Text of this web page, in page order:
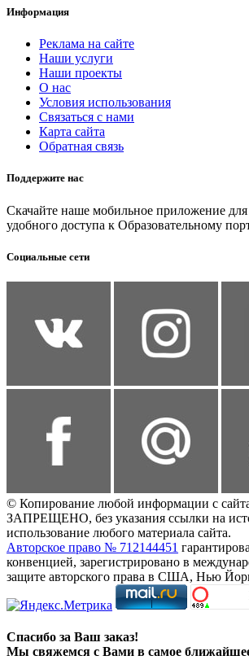
Информация
Реклама на сайте
Наши услуги
Наши проекты
О нас
Условия использования
Связаться с нами
Карта сайта
Обратная связь
Поддержите нас
Скачайте наше мобильное приложение
удобного доступа к Образовательному
Социальные сети
© Копирование любой информации с
ЗАПРЕЩЕНО, без указания ссылки на
использование любого материала сайта.
Авторское право № 712144451
конвенцией, зарегистрировано в
защите авторского права в США, Нью
Спасибо за Ваш заказ!
Мы свяжемся с Вами в самое